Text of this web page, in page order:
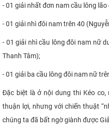
- 01 giải nhất đơn nam cầu lông
- 01 giải nhì đôi nam trên 40
- 01 giải nhì cầu lông đôi nam nữ
Thanh Tâm);
- 01 giải ba cầu lông đôi nam nữ
Đặc biệt là ở nội dung thi Kéo co,
thuận lợi, nhưng với chiến thuật
chúng ta đã bất ngờ giành được